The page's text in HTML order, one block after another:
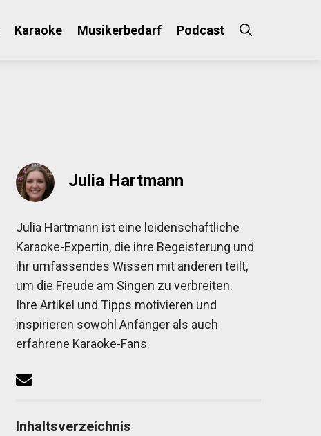
Karaoke Musikerbedarf Podcast
Julia Hartmann
Julia Hartmann ist eine leidenschaftliche
Karaoke-Expertin, die ihre Begeisterung und
ihr umfassendes Wissen mit anderen teilt,
um die Freude am Singen zu verbreiten.
Ihre Artikel und Tipps motivieren und
inspirieren sowohl Anfänger als auch
erfahrene Karaoke-Fans.
Inhaltsverzeichnis